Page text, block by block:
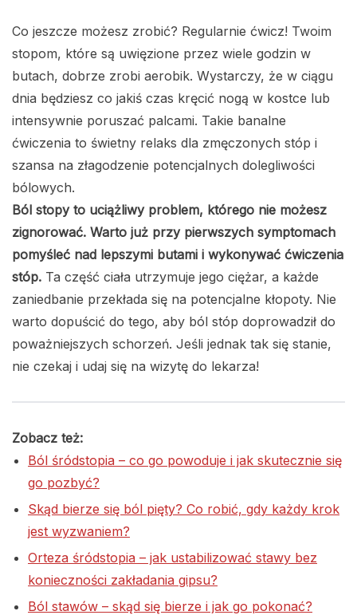
Co jeszcze możesz zrobić? Regularnie ćwicz! Twoim
stopom, które są uwięzione przez wiele godzin w
butach, dobrze zrobi aerobik. Wystarczy, że w ciągu
dnia będziesz co jakiś czas kręcić nogą w kostce lub
intensywnie poruszać palcami. Takie banalne
ćwiczenia to świetny relaks dla zmęczonych stóp i
szansa na złagodzenie potencjalnych dolegliwości
bólowych.
Ból stopy to uciążliwy problem, którego nie możesz
zignorować. Warto już przy pierwszych symptomach
pomyśleć nad lepszymi butami i wykonywać ćwiczenia
stóp. Ta część ciała utrzymuje jego ciężar, a każde
zaniedbanie przekłada się na potencjalne kłopoty. Nie
warto dopuścić do tego, aby ból stóp doprowadził do
poważniejszych schorzeń. Jeśli jednak tak się stanie,
nie czekaj i udaj się na wizytę do lekarza!
Zobacz też:
Ból śródstopia – co go powoduje i jak skutecznie się
go pozbyć?
Skąd bierze się ból pięty? Co robić, gdy każdy krok
jest wyzwaniem?
Orteza śródstopia – jak ustabilizować stawy bez
konieczności zakładania gipsu?
Ból stawów – skąd się bierze i jak go pokonać?